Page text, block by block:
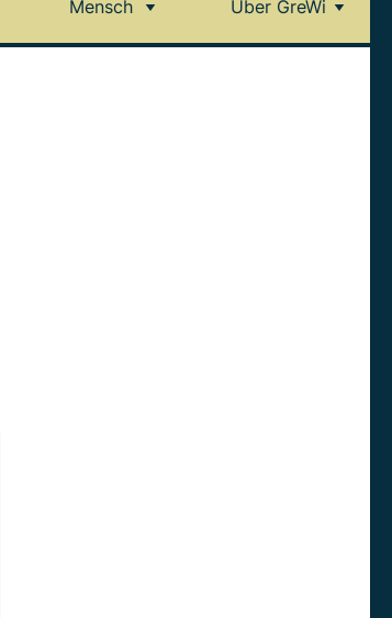
Mensch Über GreWi